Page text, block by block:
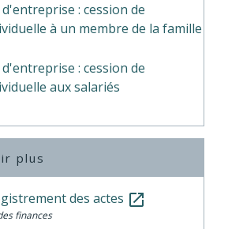
: cession de
à un membre de la famille
: cession de
aux salariés
plus
des actes open_in_new
finances